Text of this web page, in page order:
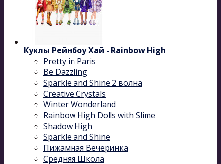
Куклы Рейнбоу Хай - Rainbow High
Pretty in Paris
Be Dazzling
Sparkle and Shine 2 волна
Сreative Сrystals
Winter Wonderland
Rainbow High Dolls with Slime
Shadow High
Sparkle and Shine
Пижамная Вечеринка
Средняя Школа